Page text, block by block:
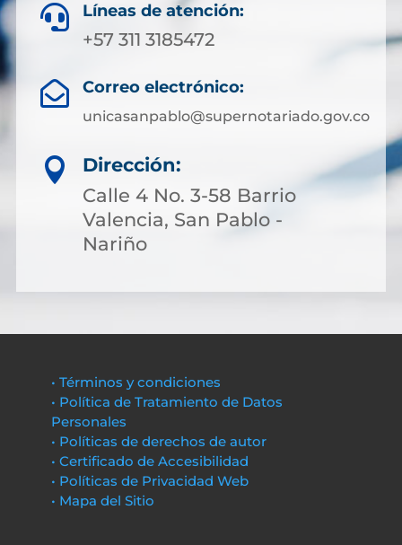
 Líneas de atención:
+57 311 3185472
 Correo electrónico:
unicasanpablo@supernotariado.gov.co

Dirección:
Calle 4 No. 3-58 Barrio
Valencia, San Pablo -
Nariño
• Términos y condiciones
• Política de Tratamiento de Datos
Personales
• Políticas de derechos de autor
• Certificado de Accesibilidad
• Políticas de Privacidad Web
• Mapa del Sitio